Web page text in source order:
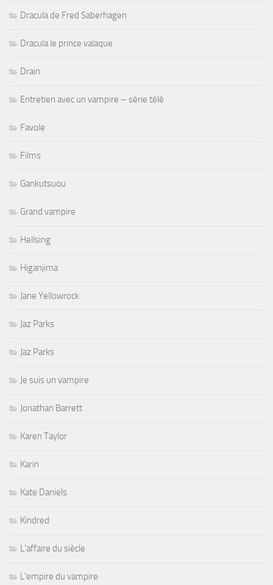
Dracula de Fred Saberhagen
Dracula le prince valaque
Drain
Entretien avec un vampire – série télé
Favole
Films
Gankutsuou
Grand vampire
Hellsing
Higanjima
Jane Yellowrock
Jaz Parks
Jaz Parks
Je suis un vampire
Jonathan Barrett
Karen Taylor
Karin
Kate Daniels
Kindred
L'affaire du siècle
L'empire du vampire